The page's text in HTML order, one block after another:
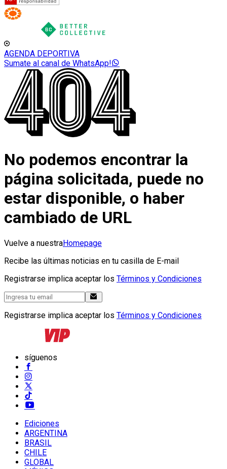
AGENDA DEPORTIVA
Sumate al canal de WhatsApp!
No podemos encontrar la
página solicitada, puede no
estar disponible, o haber
cambiado de URL
Vuelve a nuestraHomepage
Recibe las últimas noticias en tu casilla de E-mail
Registrarse implica aceptar los Términos y Condiciones
Registrarse implica aceptar los Términos y Condiciones
síguenos
Ediciones
ARGENTINA
BRASIL
CHILE
GLOBAL